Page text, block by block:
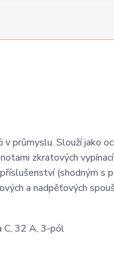
průmyslu. Slouží jako
zkratových
(shodným s
a nadpěťových